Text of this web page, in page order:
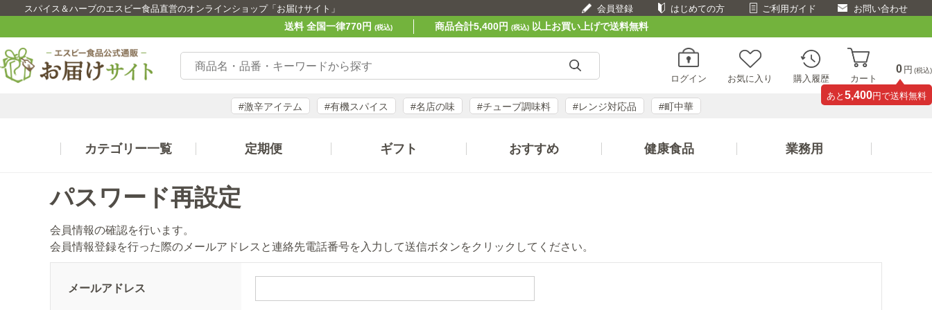
スパイス＆ハーブのエスビー食品直営のオンラインショップ「お届けサイト」 会員登録 はじめての方 ご利用ガイド お問い合わせ
送料 全国一律770円 (税込) 商品合計5,400円 (税込)以上お買い上げで送料無料
ログイン お気に入り 購入履歴 カート
0 円 (税込)
あと 5,400円で送料無料
#激辛アイテム #有機スパイス #名店の味 #チューブ調味料 #レンジ対応品 #町中華
カテゴリー一覧 定期便 ギフト おすすめ 健康食品 業務用
パスワード再設定
会員情報の確認を行います。
会員情報登録を行った際のメールアドレスと連絡先電話番号を入力して送信ボタンをクリックしてください。
メールアドレス